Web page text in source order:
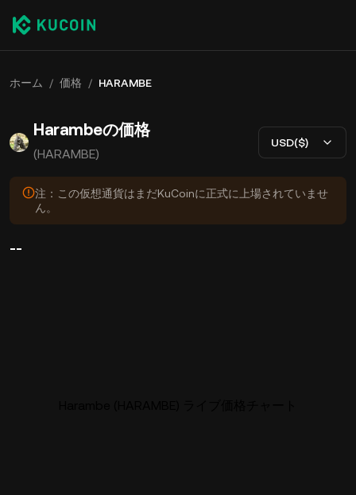
ホーム / 価格 / HARAMBE
Harambeの価格
(HARAMBE)
USD($)
注：この仮想通貨はまだKuCoinに正式に上場されていませ
ん。
--